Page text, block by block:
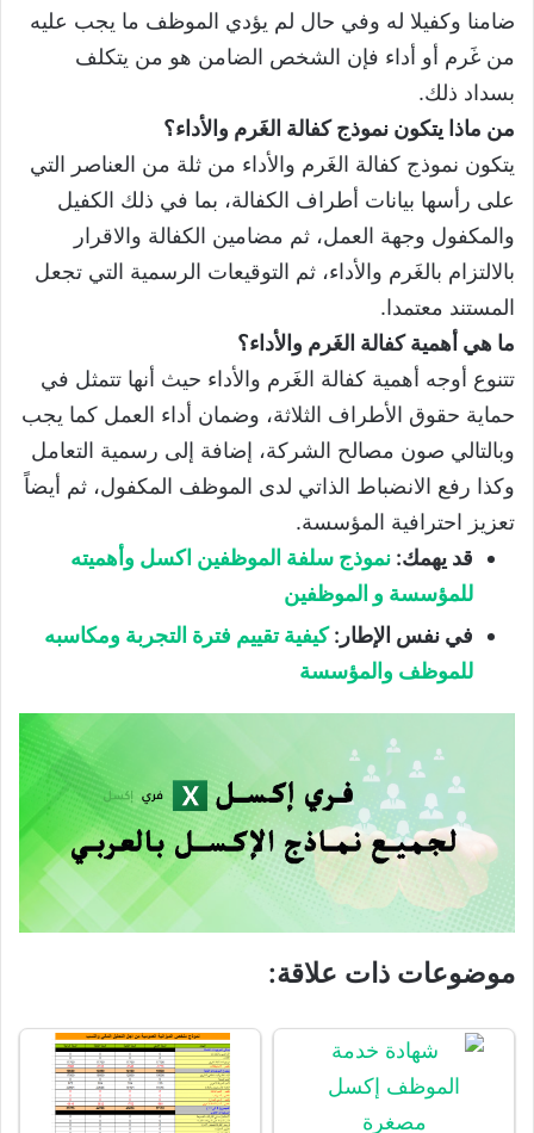
ضامنا وكفيلا له وفي حال لم يؤدي الموظف ما يجب عليه
من غَرم أو أداء فإن الشخص الضامن هو من يتكلف
بسداد ذلك.
من ماذا يتكون نموذج كفالة الغَرم والأداء؟
يتكون نموذج كفالة الغَرم والأداء من ثلة من العناصر التي
على رأسها بيانات أطراف الكفالة، بما في ذلك الكفيل
والمكفول وجهة العمل، ثم مضامين الكفالة والاقرار
بالالتزام بالغَرم والأداء، ثم التوقيعات الرسمية التي تجعل
المستند معتمدا.
ما هي أهمية كفالة الغَرم والأداء؟
تتنوع أوجه أهمية كفالة الغَرم والأداء حيث أنها تتمثل في
حماية حقوق الأطراف الثلاثة، وضمان أداء العمل كما يجب
وبالتالي صون مصالح الشركة، إضافة إلى رسمية التعامل
وكذا رفع الانضباط الذاتي لدى الموظف المكفول، ثم أيضاً
تعزيز احترافية المؤسسة.
قد يهمك: نموذج سلفة الموظفين اكسل وأهميته
للمؤسسة و الموظفين
في نفس الإطار:كيفية تقييم فترة التجربة ومكاسبه
للموظف والمؤسسة
موضوعات ذات علاقة: